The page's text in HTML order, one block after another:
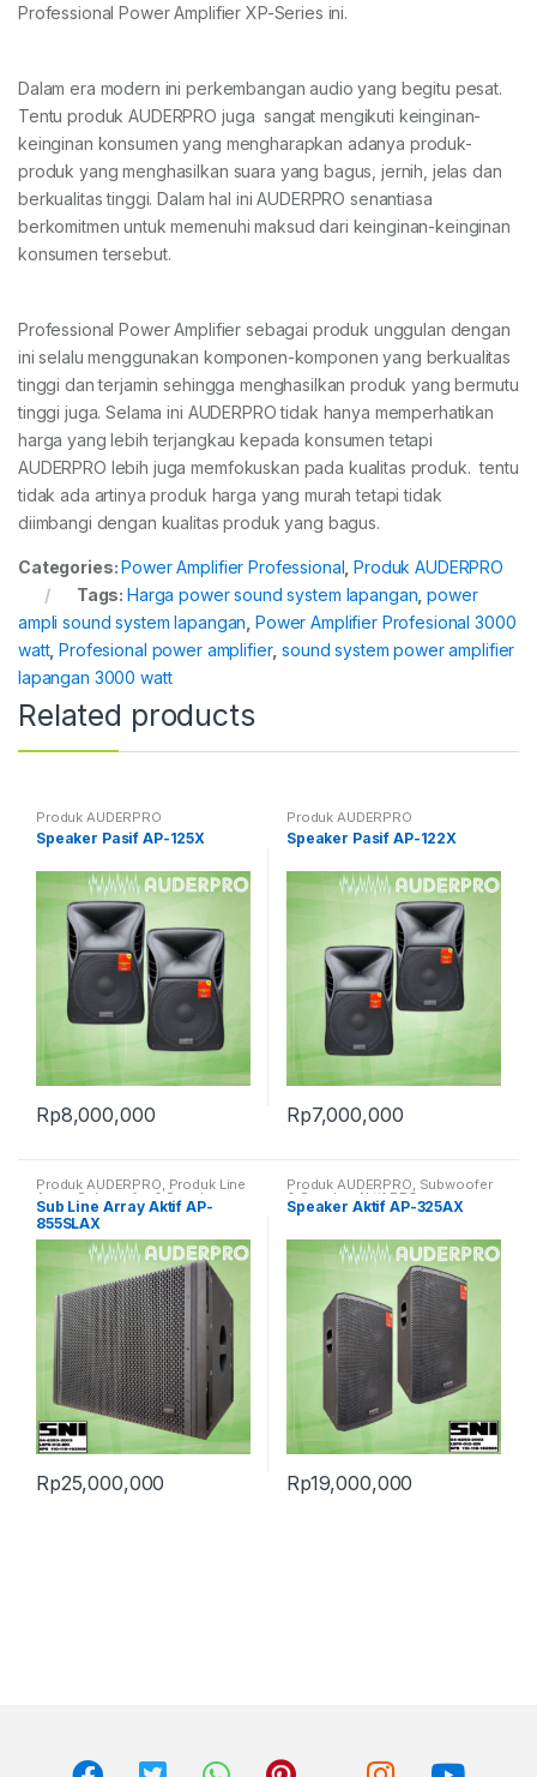
Professional Power Amplifier XP-Series ini.
Dalam era modern ini perkembangan audio yang begitu pesat.
Tentu produk AUDERPRO juga sangat mengikuti keinginan-
keinginan konsumen yang mengharapkan adanya produk-
produk yang menghasilkan suara yang bagus, jernih, jelas dan
berkualitas tinggi. Dalam hal ini AUDERPRO senantiasa
berkomitmen untuk memenuhi maksud dari keinginan-keinginan
konsumen tersebut.
Professional Power Amplifier sebagai produk unggulan dengan
ini selalu menggunakan komponen-komponen yang berkualitas
tinggi dan terjamin sehingga menghasilkan produk yang bermutu
tinggi juga. Selama ini AUDERPRO tidak hanya memperhatikan
harga yang lebih terjangkau kepada konsumen tetapi
AUDERPRO lebih juga memfokuskan pada kualitas produk. tentu
tidak ada artinya produk harga yang murah tetapi tidak
diimbangi dengan kualitas produk yang bagus.
Categories:Power Amplifier Professional ,Produk AUDERPRO
Tags:Harga power sound system lapangan ,power
ampli sound system lapangan Power Amplifier Profesional 3000
watt,Profesional power amplifier,sound system power amplifier
lapangan 3000 watt
Related products
Produk AUDERPRO
Speaker Pasif AP-125X
Rp8,000,000
Produk AUDERPRO
Speaker Pasif AP-122X
Rp7,000,000
Produk AUDERPRO, Produk Line
Array,Subwoofer & Speaker
Aktif PRO
Sub Line Array Aktif AP-
855SLAX
Rp25,000,000
Produk AUDERPRO, Subwoofer
& Speaker Aktif PRO
Speaker Aktif AP-325AX
Rp19,000,000